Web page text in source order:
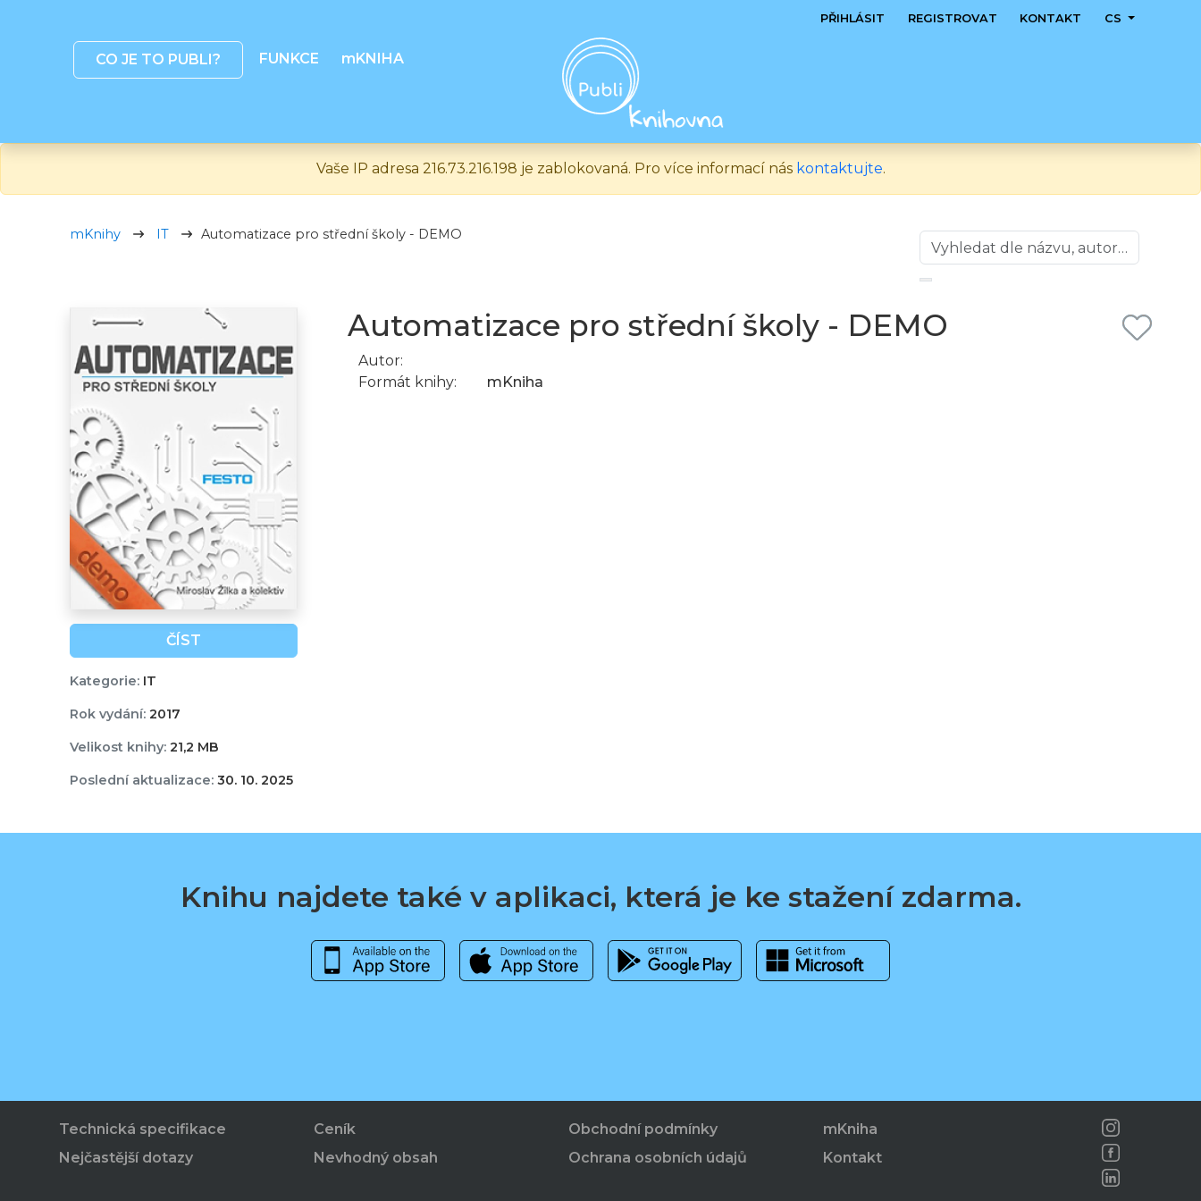
CO JE TO PUBLI? FUNKCE mKNIHA
PŘIHLÁSIT REGISTROVAT KONTAKT CS
Vaše IP adresa 216.73.216.198 je zablokovaná. Pro více informací nás kontaktujte.
mKnihy IT Automatizace pro střední školy - DEMO
ČÍST
Kategorie:IT
Rok vydání:2017
Velikost knihy:21,2 MB
Poslední aktualizace:30. 10. 2025
Automatizace pro střední školy - DEMO
Autor:
Formát knihy:
mKniha
Knihu najdete také v aplikaci, která je ke stažení zdarma.
Technická specifikace
Nejčastější dotazy
Ceník
Nevhodný obsah
Obchodní podmínky
Ochrana osobních údajů
mKniha
Kontakt